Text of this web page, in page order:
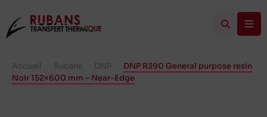
Accueil Rubans DNP
DNP R390 General purpose resin
Noir 152×600 mm – Near-Edge